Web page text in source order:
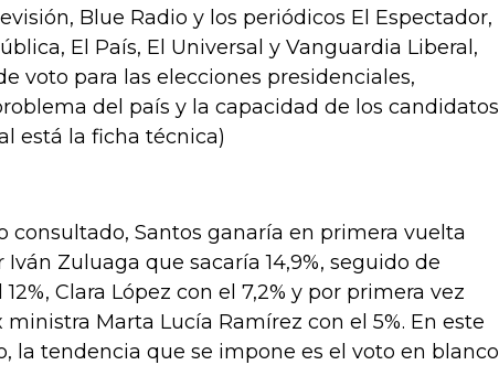
Blue Radio y los periódicos El Espectador,
El País, El Universal y Vanguardia Liberal,
voto para las elecciones presidenciales,
del país y la capacidad de los candidatos
está la ficha técnica)
consultado, Santos ganaría en primera vuelta
Iván Zuluaga que sacaría 14,9%, seguido de
Clara López con el 7,2% y por primera vez
Marta Lucía Ramírez con el 5%. En este
la tendencia que se impone es el voto en blanco